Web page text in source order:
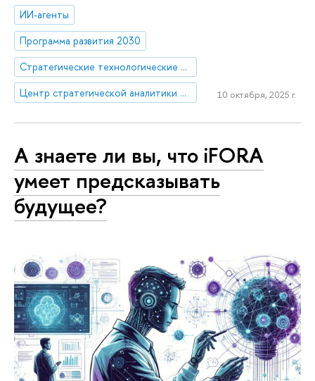
ИИ-агенты
Программа развития 2030
Стратегические технологические проекты
Центр стратегической аналитики и больших данных
10 октября, 2025 г.
А знаете ли вы, что iFORA
умеет предсказывать
будущее?